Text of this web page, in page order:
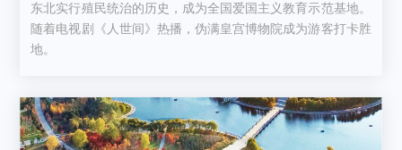
东北实行殖民统治的历史，成为全国爱国主义教育示范基地。
随着电视剧《人世间》热播，伪满皇宫博物院成为游客打卡胜
地。